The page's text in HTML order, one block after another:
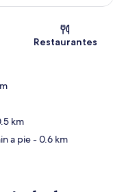
mapa
Restaurantes
km
a pie- 0.6 km